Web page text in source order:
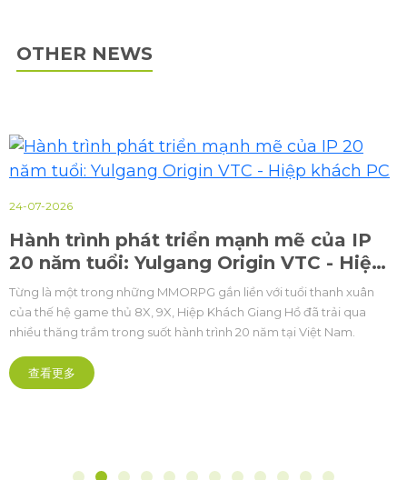
OTHER NEWS
phát triển mạnh mẽ của IP
Yulgang Origin VTC - Hiệp
những MMORPG gắn liền với tuổi thanh xuân
thủ 8X, 9X, Hiệp Khách Giang Hồ đã trải qua
trong suốt hành trình 20 năm tại Việt Nam.
23-07-2026
Thứ
Thao
sinh
Chuỗi sự